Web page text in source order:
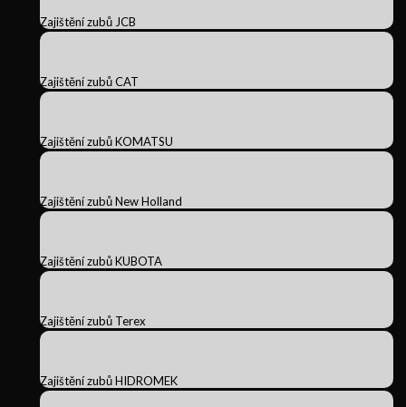
Zajištění zubů JCB
Zajištění zubů CAT
Zajištění zubů KOMATSU
Zajištění zubů New Holland
Zajištění zubů KUBOTA
Zajištění zubů Terex
Zajištění zubů HIDROMEK